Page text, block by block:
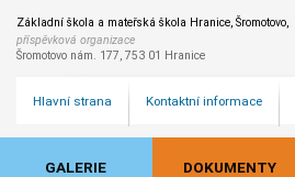
Základní škola a mateřská škola Hranice, Šromotovo,
příspěvková organizace
Šromotovo nám. 177, 753 01 Hranice
Hlavní strana Kontaktní informace
GALERIE DOKUMENTY